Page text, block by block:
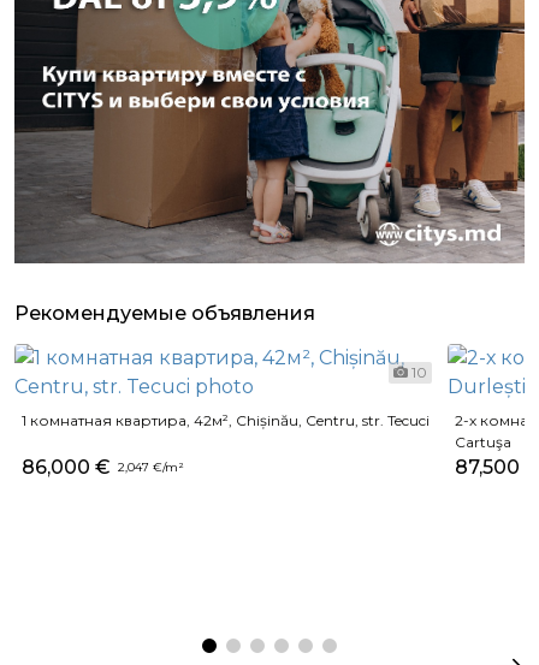
Рекомендуемые объявления
10
1 комнатная квартира, 42м², Chișinău, Centru, str. Tecuci
86,000 € 2,047 €/m²
2-х
Cartuşa
87,500